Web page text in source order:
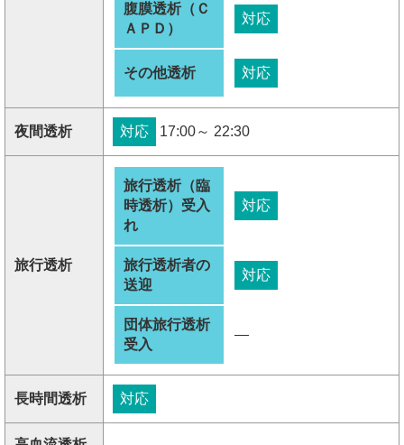
腹膜透析（Ｃ
ＡＰＤ）
対応
その他透析 対応
夜間透析 対応 17:00～ 22:30
旅行透析
旅行透析（臨
時透析）受入
れ
対応
旅行透析者の
送迎
対応
団体旅行透析
受入
―
長時間透析 対応